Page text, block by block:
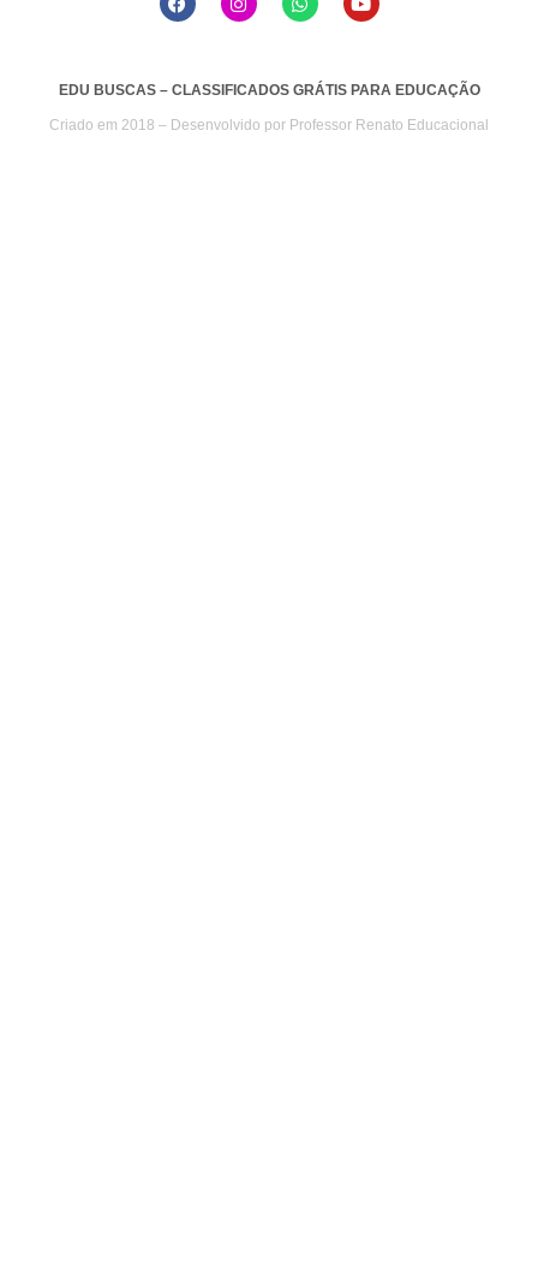
EDU BUSCAS – CLASSIFICADOS GRÁTIS PARA EDUCAÇÃO
Criado em 2018 – Desenvolvido por Professor Renato Educacional